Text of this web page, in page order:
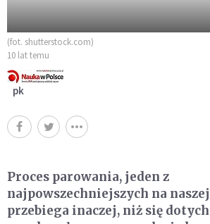
(fot. shutterstock.com)
10 lat temu
pk
Proces parowania, jeden z
najpowszechniejszych na
przebiega inaczej, niż się